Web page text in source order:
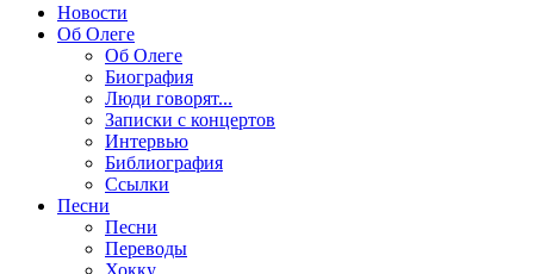
Новости
Об Олеге
Об Олеге
Биография
Люди говорят...
Записки с концертов
Интервью
Библиография
Ссылки
Песни
Песни
Переводы
Хокку